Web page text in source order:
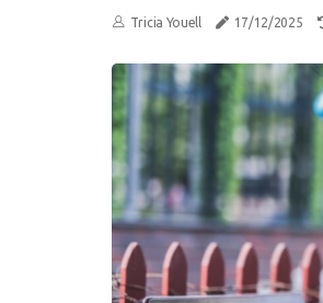
Tricia Youell 17/12/2025